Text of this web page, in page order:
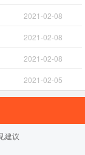
2021-02-08
2021-02-08
2021-02-08
2021-02-05
建议